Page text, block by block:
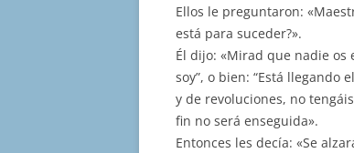
Ellos le preguntaron:
está para suceder?».
Él dijo: «Mirad que nadie os
soy”, o bien: “Está llegando
y de revoluciones, no
fin no será enseguida».
Entonces les decía: «Se